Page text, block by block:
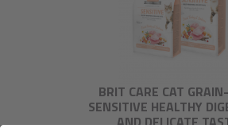
BRIT CARE CAT
SENSITIVE HEALTHY
AND DELICATE